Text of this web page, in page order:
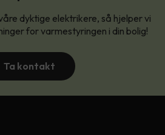
dyktige elektrikere, så hjelper vi
for varmestyringen i din bolig!
Ta kontakt